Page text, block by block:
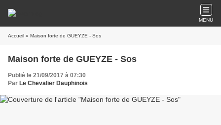
MENU
Accueil » Maison forte de GUEYZE - Sos
Maison forte de GUEYZE - Sos
Publié le 21/09/2017 à 07:30
Par Le Chevalier Dauphinois